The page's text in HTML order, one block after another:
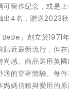
可留作紀念，或是
出4名，贈送2023秋
」創立於1971
貼近最新流行，但
尚感。商品選用英
適的穿著體驗。每
媽信賴與愛用的原